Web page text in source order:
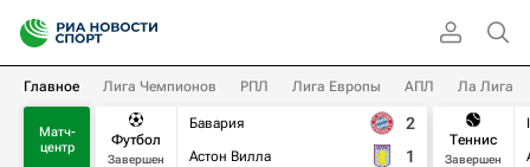
Главное Лига Чемпионов РПЛ Лига Европы АПЛ Ла Лига
Матч-
центр
Футбол
Завершен
Бавария
Астон Вилла
2
1
Теннис
Завершен